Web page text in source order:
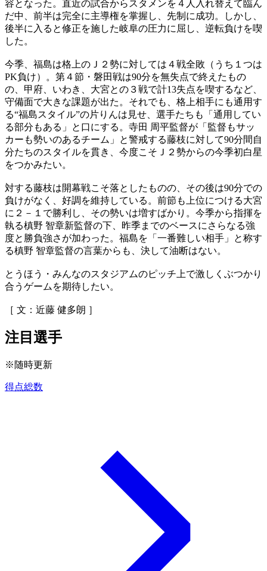
容となった。直近の試合からスタメンを４人入れ替えて臨ん
だ中、前半は完全に主導権を掌握し、先制に成功。しかし、
後半に入ると修正を施した岐阜の圧力に屈し、逆転負けを喫
した。
今季、福島は格上のＪ２勢に対しては４戦全敗（うち１つは
PK負け）。第４節・磐田戦は90分を無失点で終えたもの
の、甲府、いわき、大宮との３戦で計13失点を喫するなど、
守備面で大きな課題が出た。それでも、格上相手にも通用す
る“福島スタイル”の片りんは見せ、選手たちも「通用してい
る部分もある」と口にする。寺田 周平監督が「監督もサッ
カーも勢いのあるチーム」と警戒する藤枝に対して90分間自
分たちのスタイルを貫き、今度こそＪ２勢からの今季初白星
をつかみたい。
対する藤枝は開幕戦こそ落としたものの、その後は90分での
負けがなく、好調を維持している。前節も上位につける大宮
に２－１で勝利し、その勢いは増すばかり。今季から指揮を
執る槙野 智章新監督の下、昨季までのベースにさらなる強
度と勝負強さが加わった。福島を「一番難しい相手」と称す
る槙野 智章監督の言葉からも、決して油断はない。
とうほう・みんなのスタジアムのピッチ上で激しくぶつかり
合うゲームを期待したい。
［ 文：近藤 健多朗 ］
注目選手
※随時更新
得点総数